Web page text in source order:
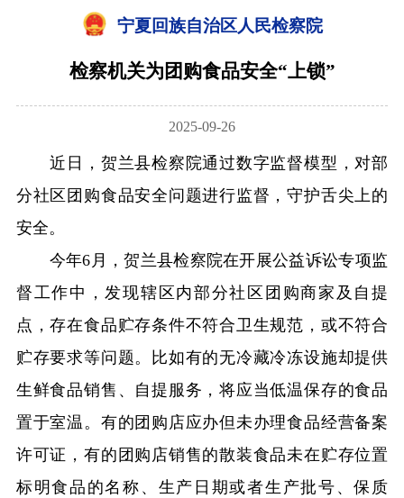
宁夏回族自治区人民检察院
检察机关为团购食品安全“上锁”
2025-09-26
近日，贺兰县检察院通过数字监督模型，对部
分社区团购食品安全问题进行监督，守护舌尖上的
安全。
今年6月，贺兰县检察院在开展公益诉讼专项监
督工作中，发现辖区内部分社区团购商家及自提
点，存在食品贮存条件不符合卫生规范，或不符合
贮存要求等问题。比如有的无冷藏冷冻设施却提供
生鲜食品销售、自提服务，将应当低温保存的食品
置于室温。有的团购店应办但未办理食品经营备案
许可证，有的团购店销售的散装食品未在贮存位置
标明食品的名称、生产日期或者生产批号、保质